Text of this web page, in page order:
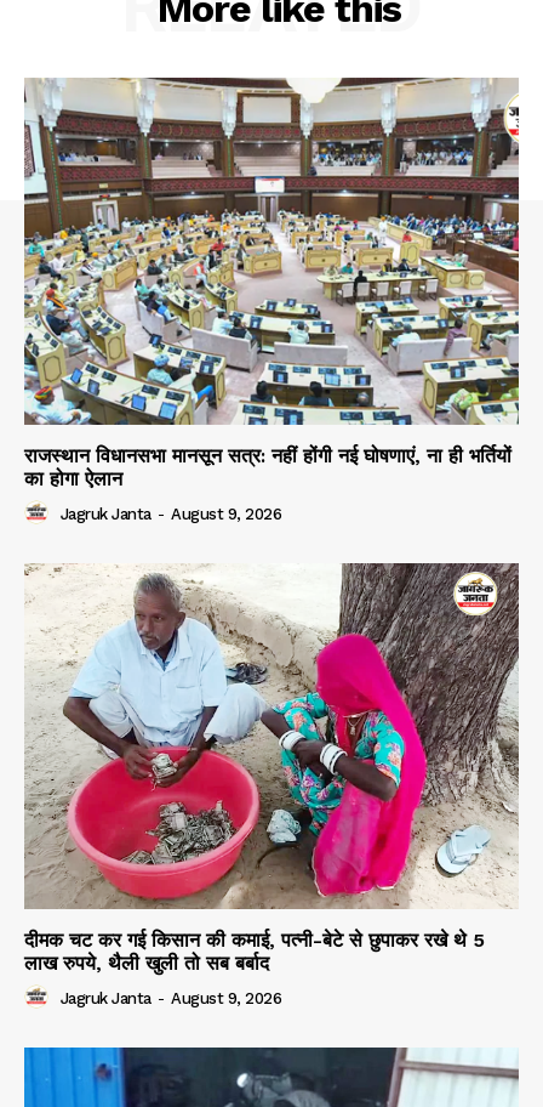
SUBSCRIBE NOW
Company
About
Contact us
Subscription Plans
My account
राजस्थान विधानसभा मानसून सत्र: नहीं होंगी नई घोषणाएं, ना ही भर्तियों
का होगा ऐलान
Jagruk Janta - August 9, 2026
दीमक चट कर गई किसान की कमाई, पत्नी-बेटे से छुपाकर रखे थे 5
लाख रुपये, थैली खुली तो सब बर्बाद
Jagruk Janta - August 9, 2026